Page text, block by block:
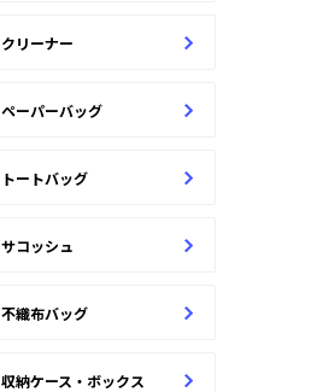
クリーナー
ペーパーバッグ
トートバッグ
サコッシュ
不織布バッグ
収納ケース・ボックス